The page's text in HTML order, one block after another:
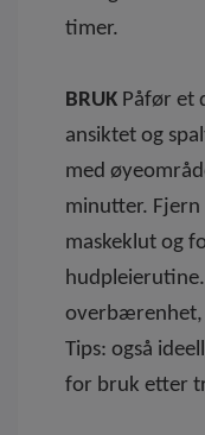
timer.
BRUK Påfør et
ansiktet og
med
minutter.
maskeklut og
overbærenhet,
Tips: også
for bruk etter